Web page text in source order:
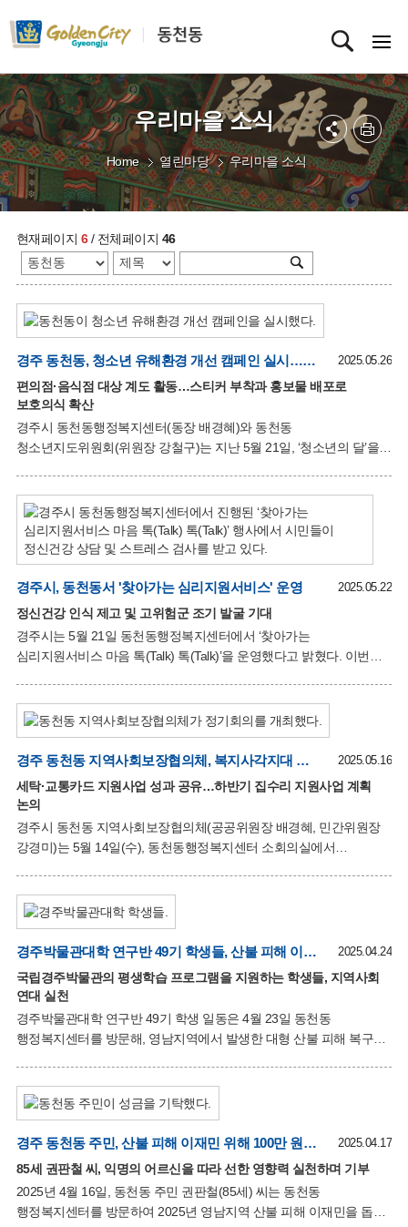
우리마을 소식
Home 열린마당 우리마을 소식
현재페이지 6/ 전체페이지 46
경주 동천동, 청소년 유해환경 개선 캠페인 실시…“청소년이 안전한 거리 만들어요” 2025.05.26
편의점·음식점 대상 계도 활동…스티커 부착과 홍보물 배포로
보호의식 확산
경주시 동천동행정복지센터(동장 배경혜)와 동천동
청소년지도위원회(위원장 강철구)는 지난 5월 21일, ‘청소년의 달’을
진행되었으며, 동천동 청소년지도위원들과 공무원들이 직접 현장을
방문해 업주들에게 청소년 보호에 대한 인식을 높이는 활동을 펼쳤다.
참여자들은 특히 술과 담배를 판매하는 업소에 '19세 미만 청소년에게
술·담배 판매 금지' 문구가 인쇄된 스티커를 부착하고, 관련 법규
준수에 대한 안내와 함께 리플릿 및 홍보물품을 전달했다. 이번
활동은 유해환경 노출로부터 청소년을 보호하고, 안전하고 건강한
성장을 돕기 위한 지역사회 차원의 실천으로 평가된다. 배경혜
동천동장은 “청
경주시, 동천동서 '찾아가는 심리지원서비스' 운영 2025.05.22
정신건강 인식 제고 및 고위험군 조기 발굴 기대
경주시는 5월 21일 동천동행정복지센터에서 ‘찾아가는
심리지원서비스 마음 톡(Talk) 톡(Talk)’을 운영했다고 밝혔다. 이번
이날 행사는 내방 주민 대상 스트레스 측정과 정신건강 검진이
이뤄졌으며, 고위험군으로 판정된 경우 센터 등록을 통해 사례 관리
및 치료 연계가 제공됐다. 박재홍 경주시 정신건강복지센터장은
이용할 수 있어 만족도가 높다”며 “앞으로도 지역 정신건강 증진에
요즘, 주민들에게 실질적인 도움이 되는 뜻깊은 기회였다”며 감사의
경주 동천동 지역사회보장협의체, 복지사각지대 해소 위한 회의 및 교육 실시 2025.05.16
세탁·교통카드 지원사업 성과 공유…하반기 집수리 지원사업 계획
논의
경주시 동천동 지역사회보장협의체(공공위원장 배경혜, 민간위원장
강경미)는 5월 14일(수), 동천동행정복지센터 소회의실에서
회의에는 협의체 위원 12명이 참석해 3월과 4월에 추진된 ▲원스톱
세탁지원 사업 ▲사랑의 교통카드 지원사업에 대한 운영 결과를
공유하고, 오는 하반기 추진 예정인 저소득가구 대상 집수리
위기가구 및 복지사각지대 발굴을 위한 교육 시간에는 타 도시의 실제
대한 관심을 높이고 실질적인 대처 방안을 고민하는 뜻깊은 시간이
마련됐다.
경주박물관대학 연구반 49기 학생들, 산불 피해 이재민 돕기 위해 성금 118만원 기탁 2025.04.24
국립경주박물관의 평생학습 프로그램을 지원하는 학생들, 지역사회
연대 실천
경주박물관대학 연구반 49기 학생 일동은 4월 23일 동천동
행정복지센터를 방문해, 영남지역에서 발생한 대형 산불 피해 복구를
교육하는 평생학습의 장으로 1994년 설립되어 30여 년의 전통을
이어오고 있다. 이 교육기관은 경주뿐만 아니라, 포항, 울산, 대구,
부산 등 인근 지역의 문화유산에 관심 있는 사람들을 대상으로
“어려움을 함께 나누는 이웃이 진짜 이웃”이라며, “갑작스러운 산불로
힘든 시간을 보내고 있을 이웃들에게 도움이 되기를 바란다”고
전했다. 배경혜 동천동장은 “산불 피해 주민들을 위해 큰 도움을 주셔
경주 동천동 주민, 산불 피해 이재민 위해 100만 원 성금 기탁 2025.04.17
85세 권판철 씨, 익명의 어르신을 따라 선한 영향력 실천하며 기부
2025년 4월 16일, 동천동 주민 권판철(85세) 씨는 동천동
행정복지센터를 방문하여 2025년 영남지역 산불 피해 이재민을 돕기